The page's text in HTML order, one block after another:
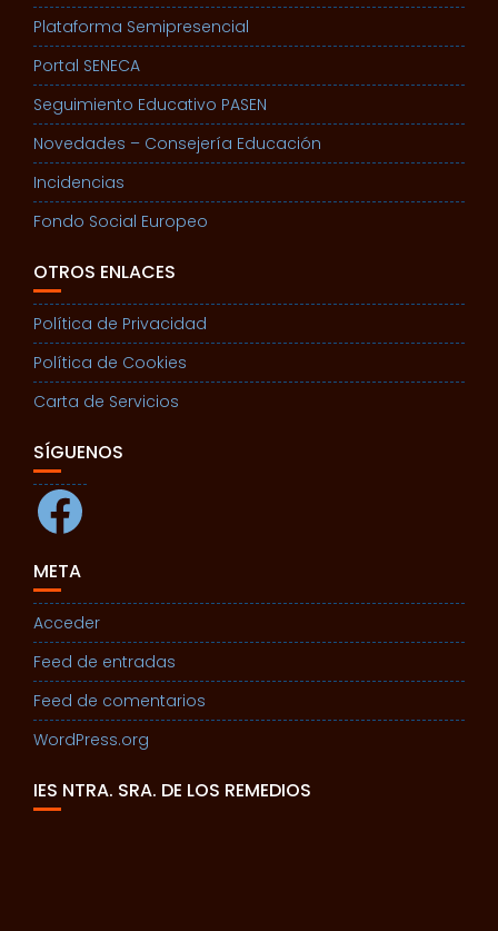
Plataforma Semipresencial
Portal SENECA
Seguimiento Educativo PASEN
Novedades – Consejería Educación
Incidencias
Fondo Social Europeo
OTROS ENLACES
Política de Privacidad
Política de Cookies
Carta de Servicios
SÍGUENOS
Facebook
META
Acceder
Feed de entradas
Feed de comentarios
WordPress.org
IES NTRA. SRA. DE LOS REMEDIOS